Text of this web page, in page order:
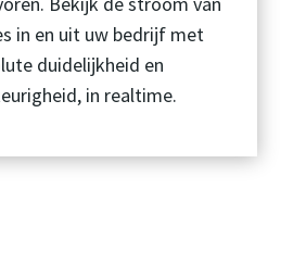
in en uit uw bedrijf met
duidelijkheid en
in realtime.